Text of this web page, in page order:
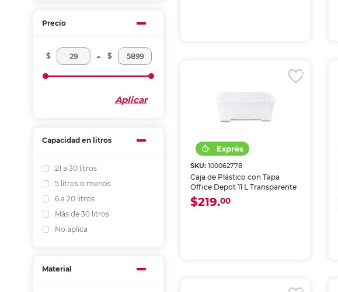
Precio
$ - $
Aplicar
Capacidad en litros
21 a 30 litros
5 litros o menos
6 a 20 litros
Más de 30 litros
No aplica
Material
SKU:100062778
Caja de Plástico con Tapa
Office Depot 11 L Transparente
$219.00